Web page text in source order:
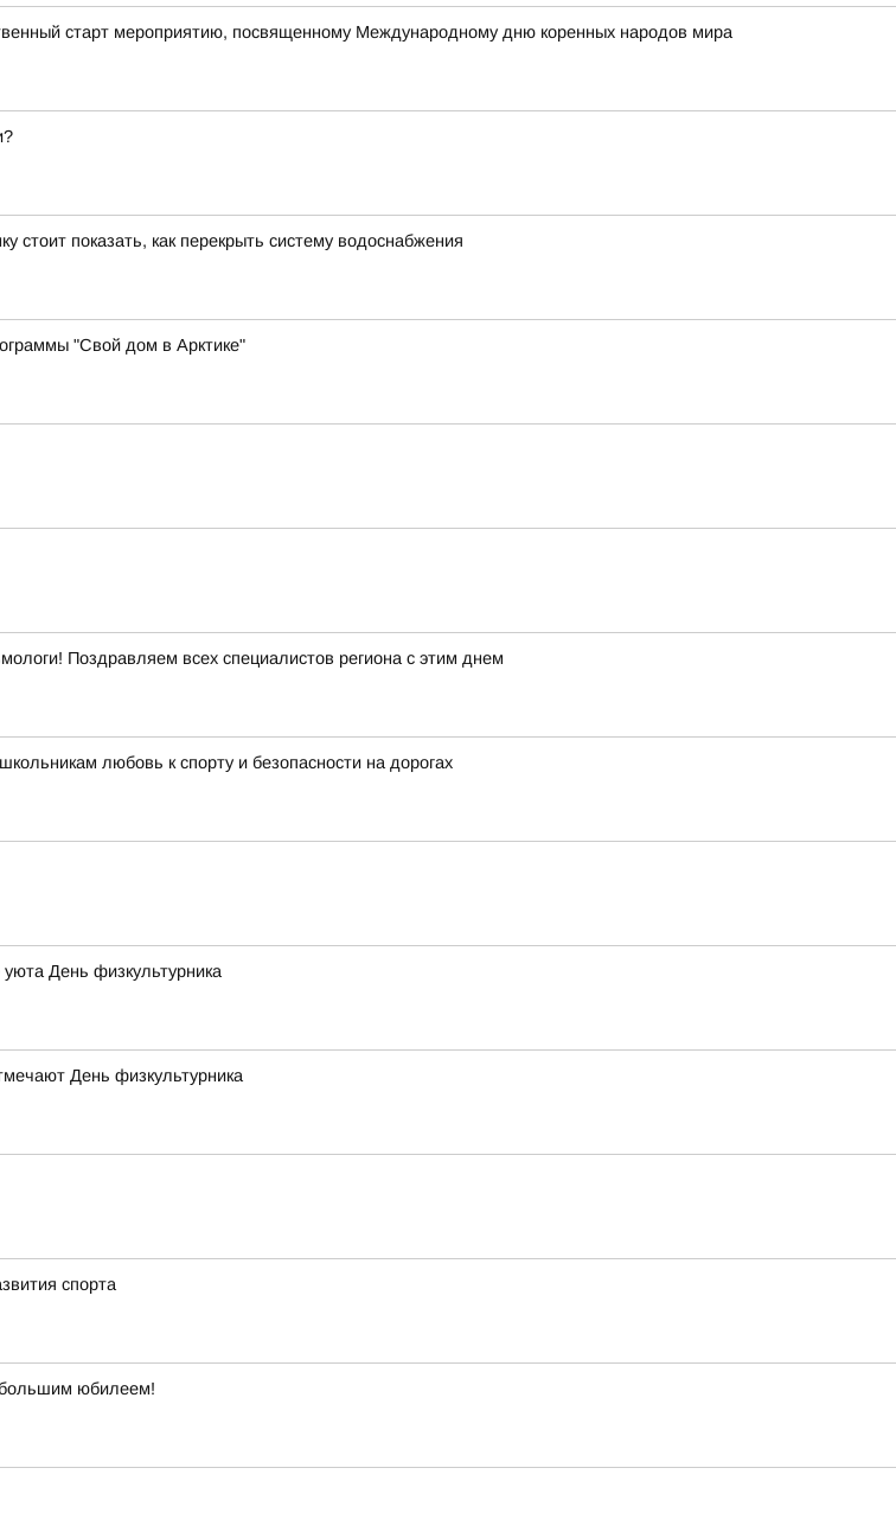
старт мероприятию, посвященному Международному дню коренных народов мира
показать, как перекрыть систему водоснабжения
"Свой дом в Арктике"
Поздравляем всех специалистов региона с этим днем
любовь к спорту и безопасности на дорогах
День физкультурника
День физкультурника
спорта
юбилеем!